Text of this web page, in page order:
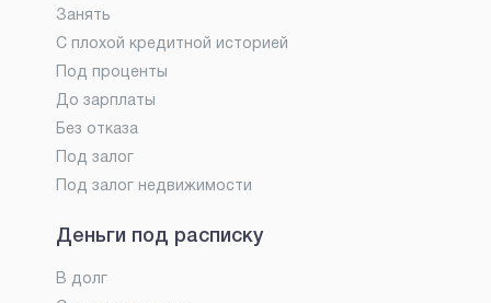
Занять
С плохой кредитной историей
Под проценты
До зарплаты
Без отказа
Под залог
Под залог недвижимости
Деньги под расписку
В долг